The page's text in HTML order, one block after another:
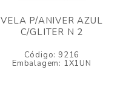
VELA P/ANIVER AZUL
C/GLITER N 2
Código: 9216
Embalagem: 1X1UN